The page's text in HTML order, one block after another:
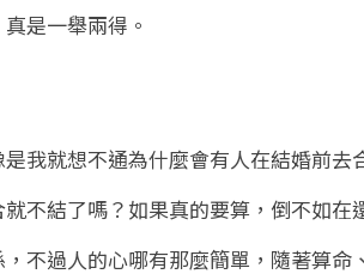
是一舉兩得。
我就想不通為什麼會有人在結婚前去
不結了嗎？如果真的要算，倒不如在
，不過人的心哪有那麼簡單，隨著算